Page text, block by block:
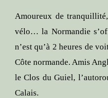
Amoureux de
vélo… la Normandie
n’est qu’à 2 heures de
Côte normande. Amis
le Clos du Guiel,
Calais.